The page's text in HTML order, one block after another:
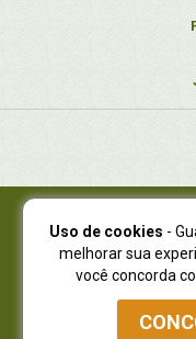
Juruá Editora
Juruá
NOVO ENDEREÇO:R.
Curitiba
Atendimento: (41) 4009-
Uso de cookies -
melhorar sua
você concorda